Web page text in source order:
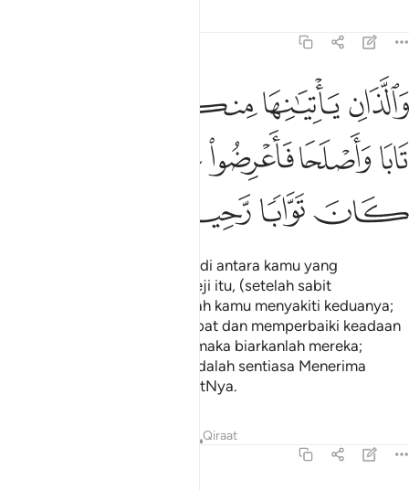
واللذان ياتيانها منكم فاذوهما فان تابا واصلحا فاعرضوا عنهما ان الله كان
وَٱلَّذَانِ يَأْتِيَـٰنِهَا مِنكُمْ فَـَٔاذُوهُمَا ۖ فَإِن تَابَا وَأَصْلَحَا فَأَعْرِضُوا۟ عَنْهُمَآ
ﱙﱚﱛ
ﱟﱠﱡﱢﱣ
ﱦﱧﱨ
Dan (mana-mana) dua orang di antara kamu yang
melakukan perbuatan yang keji itu, (setelah sabit
kesalahannya) maka hendaklah kamu menyakiti keduanya;
kemudian jika mereka bertaubat dan memperbaiki keadaan
diri mereka (yang buruk itu), maka biarkanlah mereka;
kerana sesungguhnya Allah adalah sentiasa Menerima
taubat, lagi Maha Luas rahmatNya.
Qiraat